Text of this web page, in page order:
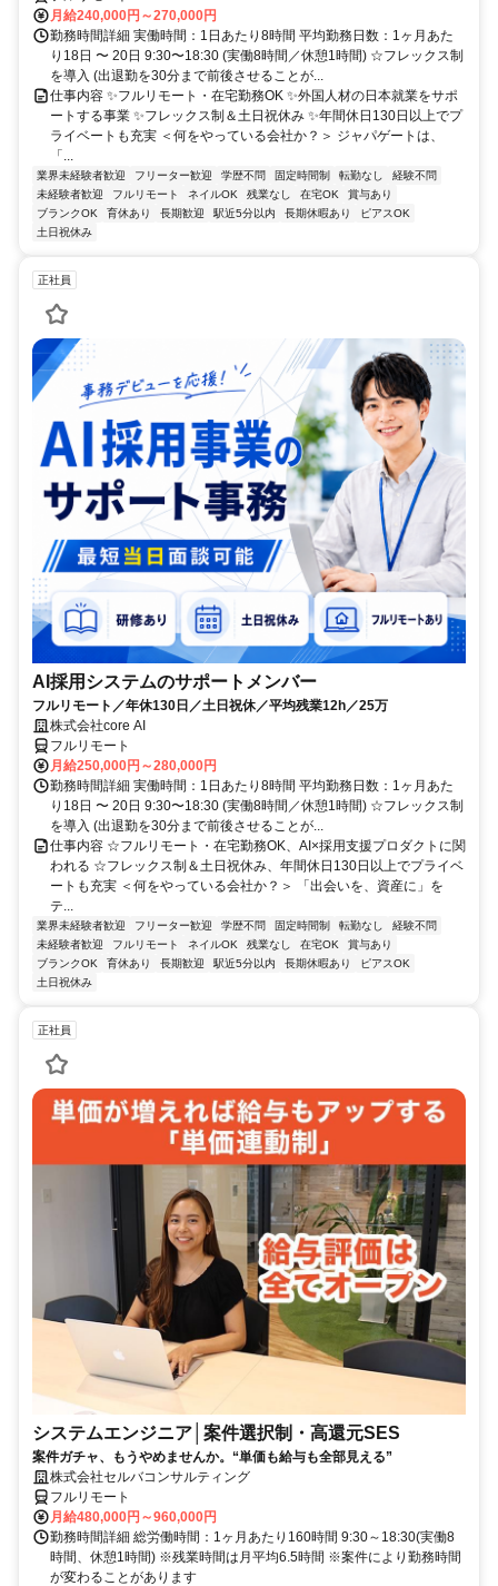
月給240,000円～270,000円
勤務時間詳細 実働時間：1日あたり8時間 平均勤務日数：1ヶ月あた
り18日 〜 20日 9:30〜18:30 (実働8時間／休憩1時間) ☆フレックス制
を導入 (出退勤を30分まで前後させることが...
仕事内容 ✨フルリモート・在宅勤務OK ✨外国人材の日本就業をサポ
ートする事業 ✨フレックス制＆土日祝休み ✨年間休日130日以上でプ
ライベートも充実 ＜何をやっている会社か？＞ ジャパゲートは、
「...
業界未経験者歓迎 フリーター歓迎 学歴不問 固定時間制 転勤なし
経験不問
未経験者歓迎
フルリモート ネイルOK 残業なし 在宅OK
賞与あり
ブランクOK
育休あり 長期歓迎 駅近5分以内 長期休暇あり
ピアスOK
土日祝休み
正社員
AI採用システムのサポートメンバー
フルリモート／年休130日／土日祝休／平均残業12h／25万
株式会社core AI
フルリモート
月給250,000円～280,000円
勤務時間詳細 実働時間：1日あたり8時間 平均勤務日数：1ヶ月あた
り18日 〜 20日 9:30〜18:30 (実働8時間／休憩1時間) ☆フレックス制
を導入 (出退勤を30分まで前後させることが...
仕事内容 ☆フルリモート・在宅勤務OK、AI×採用支援プロダクトに関
われる ☆フレックス制＆土日祝休み、年間休日130日以上でプライベ
ートも充実 ＜何をやっている会社か？＞ 「出会いを、資産に」を
テ...
業界未経験者歓迎 フリーター歓迎 学歴不問 固定時間制 転勤なし
経験不問
未経験者歓迎
フルリモート ネイルOK 残業なし 在宅OK
賞与あり
ブランクOK
育休あり 長期歓迎 駅近5分以内 長期休暇あり
ピアスOK
土日祝休み
正社員
システムエンジニア│案件選択制・高還元SES
案件ガチャ、もうやめませんか。“単価も給与も全部見える”
株式会社セルバコンサルティング
フルリモート
月給480,000円～960,000円
勤務時間詳細 総労働時間：1ヶ月あたり160時間 9:30～18:30(実働8
時間、休憩1時間) ※残業時間は月平均6.5時間 ※案件により勤務時間
が変わることがあります